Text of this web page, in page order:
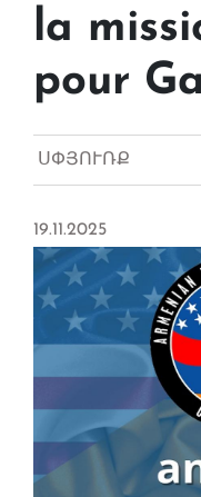
la
pour
ՍՓՅՈՒՌՔ
19.11.2025